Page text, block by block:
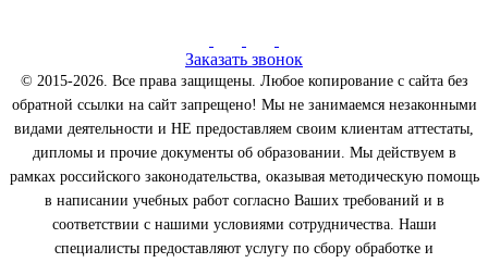
Заказать звонок
© 2015-2026. Все права защищены. Любое копирование с сайта без
обратной ссылки на сайт запрещено! Мы не занимаемся незаконными
видами деятельности и НЕ предоставляем своим клиентам аттестаты,
дипломы и прочие документы об образовании. Мы действуем в
рамках российского законодательства, оказывая методическую помощь
в написании учебных работ согласно Ваших требований и в
соответствии с нашими условиями сотрудничества. Наши
специалисты предоставляют услугу по сбору обработке и